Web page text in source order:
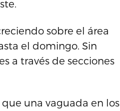
sobre el área
el domingo. Sin
a través de secciones
una vaguada en los